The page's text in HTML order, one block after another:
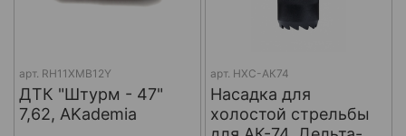
арт. RH11XMB12Y
ДТК "Штурм - 47"
7,62, AKademia
арт. НХС-АК74
Насадка для
холостой стрельбы